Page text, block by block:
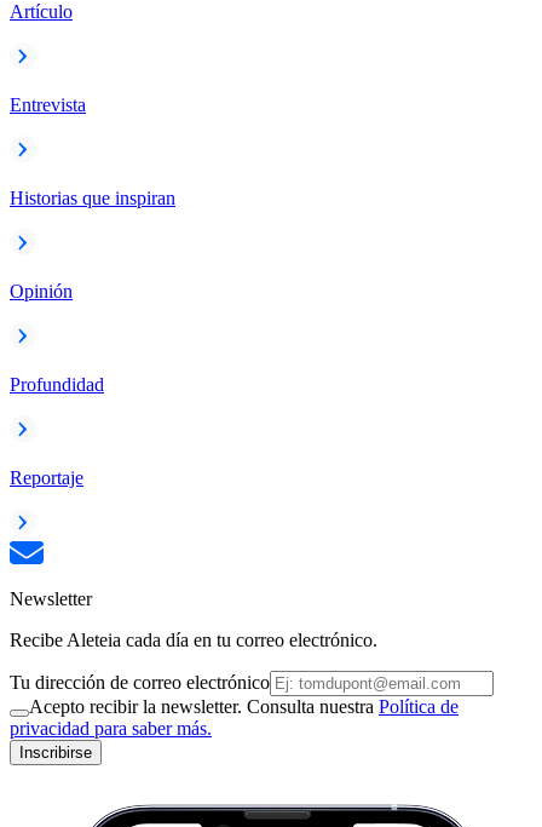
Artículo
Entrevista
Historias que inspiran
Opinión
Profundidad
Reportaje
Newsletter
Recibe Aleteia cada día en tu correo electrónico.
Tu dirección de correo electrónico
Acepto recibir la newsletter. Consulta nuestra Política de
privacidad para saber más.
Inscribirse